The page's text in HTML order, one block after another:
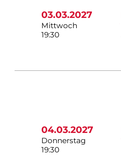
03.03.2027
Mittwoch
19:30
04.03.2027
Donnerstag
19:30